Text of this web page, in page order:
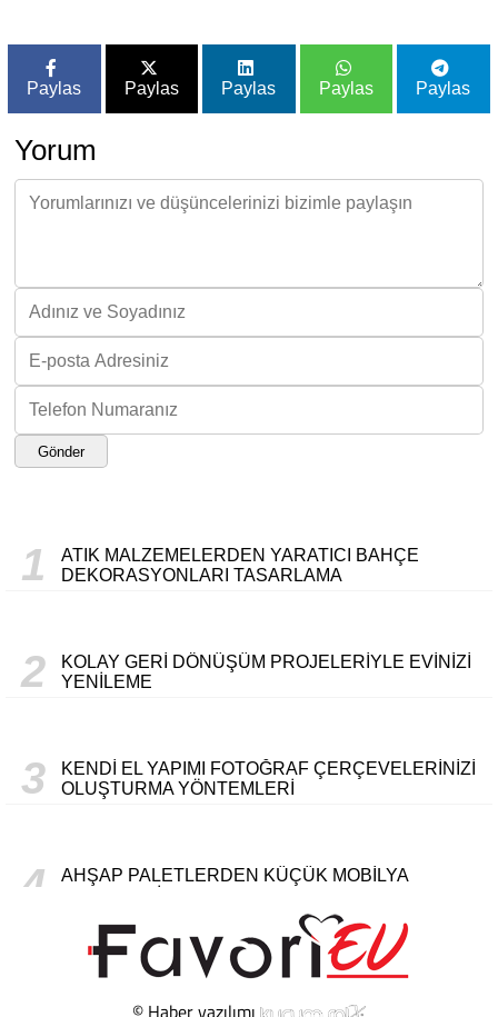
Paylas Paylas Paylas Paylas Paylas
Yorum
Gönder
1
ATIK MALZEMELERDEN YARATICI BAHÇE
DEKORASYONLARI TASARLAMA
2
KOLAY GERI DÖNÜŞÜM PROJELERIYLE EVINIZI
YENILEME
3
KENDI EL YAPIMI FOTOĞRAF ÇERÇEVELERINIZI
OLUŞTURMA YÖNTEMLERI
4
AHŞAP PALETLERDEN KÜÇÜK MOBILYA
ELEKTRIK FATURANIZI DÜŞÜRMENIN EN ETKILI
YOLLARI© Haber yazılımı